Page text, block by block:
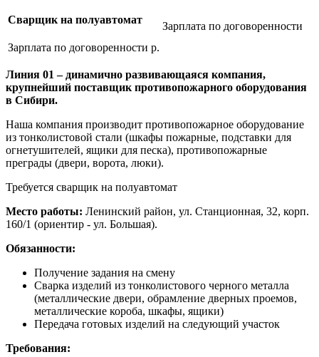
Сварщик на полуавтомат
Зарплата по договоренности р.
Зарплата по договоренности
Линия 01 – динамично развивающаяся компания,
крупнейший поставщик противопожарного оборудования
в Сибири.
Наша компания производит противопожарное оборудование
из тонколистовой стали (шкафы пожарные, подставки для
огнетушителей, ящики для песка), противопожарные
преграды (двери, ворота, люки).
Требуется сварщик на полуавтомат
Место работы: Ленинский район, ул. Станционная, 32, корп.
160/1 (ориентир - ул. Большая).
Обязанности:
Получение задания на смену
Сварка изделий из тонколистового черного металла
(металлические двери, обрамление дверных проемов,
металлические короба, шкафы, ящики)
Передача готовых изделий на следующий участок
Требования: